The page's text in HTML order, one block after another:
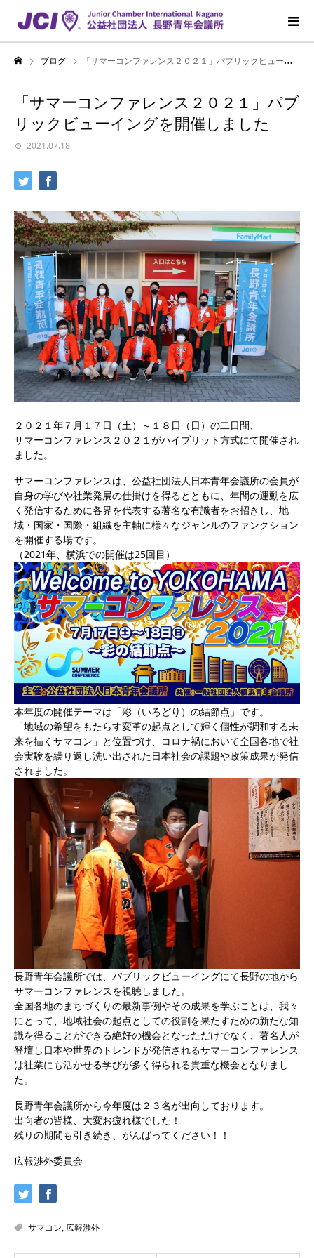
ブログ 「サマーコンファレンス２０２１」パブリックビューイングを開催しました
「サマーコンファレンス２０２１」パブ
リックビューイングを開催しました
2021.07.18
２０２１年７月１７日（土）～１８日（日）の二日間、
サマーコンファレンス２０２１がハイブリット方式にて開催され
ました。
サマーコンファレンスは、公益社団法人日本青年会議所の会員が
自身の学びや社業発展の仕掛けを得るとともに、年間の運動を広
く発信するために各界を代表する著名な有識者をお招きし、地
域・国家・国際・組織を主軸に様々なジャンルのファンクション
を開催する場です。
（2021年、横浜での開催は25回目）
本年度の開催テーマは「彩（いろどり）の結節点」です。
「地域の希望をもたらす変革の起点として輝く個性が調和する未
来を描くサマコン」と位置づけ、コロナ禍において全国各地で社
会実験を繰り返し洗い出された日本社会の課題や政策成果が発信
されました。
長野青年会議所では、パブリックビューイングにて長野の地から
サマーコンファレンスを視聴しました。
全国各地のまちづくりの最新事例やその成果を学ぶことは、我々
にとって、地域社会の起点としての役割を果たすための新たな知
識を得ることができる絶好の機会となっただけでなく、著名人が
登壇し日本や世界のトレンドが発信されるサマーコンファレンス
は社業にも活かせる学びが多く得られる貴重な機会となりまし
た。
長野青年会議所から今年度は２３名が出向しております。
出向者の皆様、大変お疲れ様でした！
残りの期間も引き続き、がんばってください！！
広報渉外委員会
サマコン, 広報渉外